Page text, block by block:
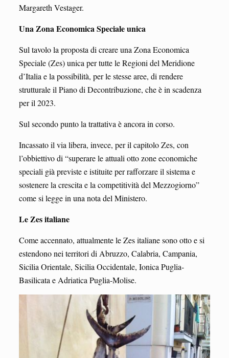
Margareth Vestager.
Una Zona Economica Speciale unica
Sul tavolo la proposta di creare una Zona Economica
Speciale (Zes) unica per tutte le Regioni del Meridione
d’Italia e la possibilità, per le stesse aree, di rendere
strutturale il Piano di Decontribuzione, che è in scadenza
per il 2023.
Sul secondo punto la trattativa è ancora in corso.
Incassato il via libera, invece, per il capitolo Zes, con
l’obbiettivo di “superare le attuali otto zone economiche
speciali già previste e istituite per rafforzare il sistema e
sostenere la crescita e la competitività del Mezzogiorno”
come si legge in una nota del Ministero.
Le Zes italiane
Come accennato, attualmente le Zes italiane sono otto e si
estendono nei territori di Abruzzo, Calabria, Campania,
Sicilia Orientale, Sicilia Occidentale, Ionica Puglia-
Basilicata e Adriatica Puglia-Molise.